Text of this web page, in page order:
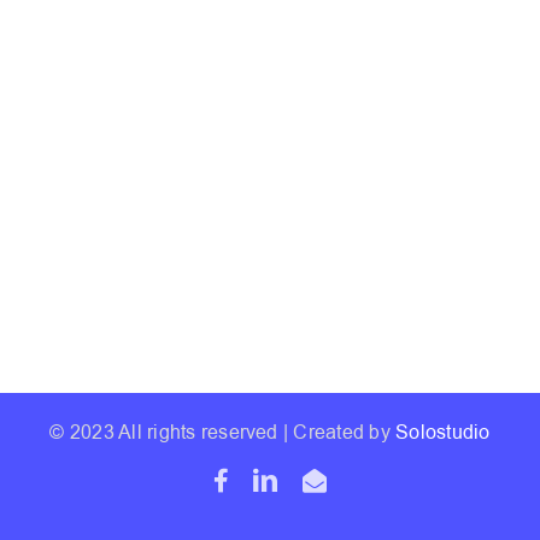
© 2023 All rights reserved | Created bySolostudio
Facebook
LinkedIn
Email